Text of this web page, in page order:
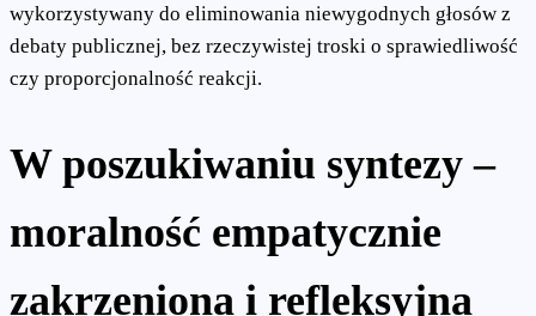
wykorzystywany do eliminowania niewygodnych głosów z
debaty publicznej, bez rzeczywistej troski o sprawiedliwość
czy proporcjonalność reakcji.
W poszukiwaniu syntezy –
moralność empatycznie
zakrzeniona i refleksyjna